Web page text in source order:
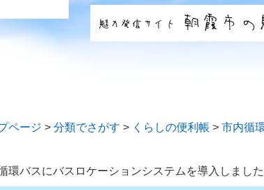
ページ > 分類でさがす > くらしの便利帳 > 市内循
環バスにバスロケーションシステムを導入しました